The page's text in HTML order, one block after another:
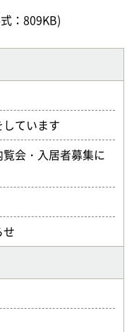
：809KB)
ています
会・入居者募集に